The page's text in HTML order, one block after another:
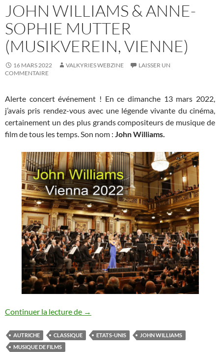
JOHN WILLIAMS & ANNE-
SOPHIE MUTTER
(MUSIKVEREIN, VIENNE)
16 MARS 2022 VALKYRIES WEBZINE
LAISSER UN
COMMENTAIRE
Alerte concert événement ! En ce dimanche 13 mars 2022,
j’avais pris rendez-vous avec une légende vivante du cinéma,
certainement un des plus grands compositeurs de musique de
film de tous les temps. Son nom : John Williams.
Continuer la lecture de John Williams & Anne-Sophie Mutter
→
AUTRICHE CLASSIQUE ETATS-UNIS
JOHN WILLIAMS
MUSIQUE DE FILMS